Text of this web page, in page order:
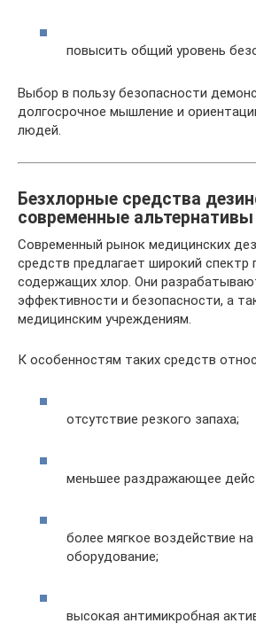
повысить общий уровень
Выбор в пользу безопасности
долгосрочное мышление и
людей.
Безхлорные средства
современные альтернативы
Современный рынок медицинских
средств предлагает широкий спектр
содержащих хлор. Они
эффективности и безопасности, а
медицинским учреждениям.
К особенностям таких средств
отсутствие резкого запаха;
меньшее раздражающее
более мягкое воздействие
оборудование;
высокая антимикробная